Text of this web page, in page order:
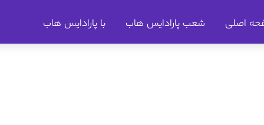
اصلی شعب پارادایس هاب با پارادایس هاب